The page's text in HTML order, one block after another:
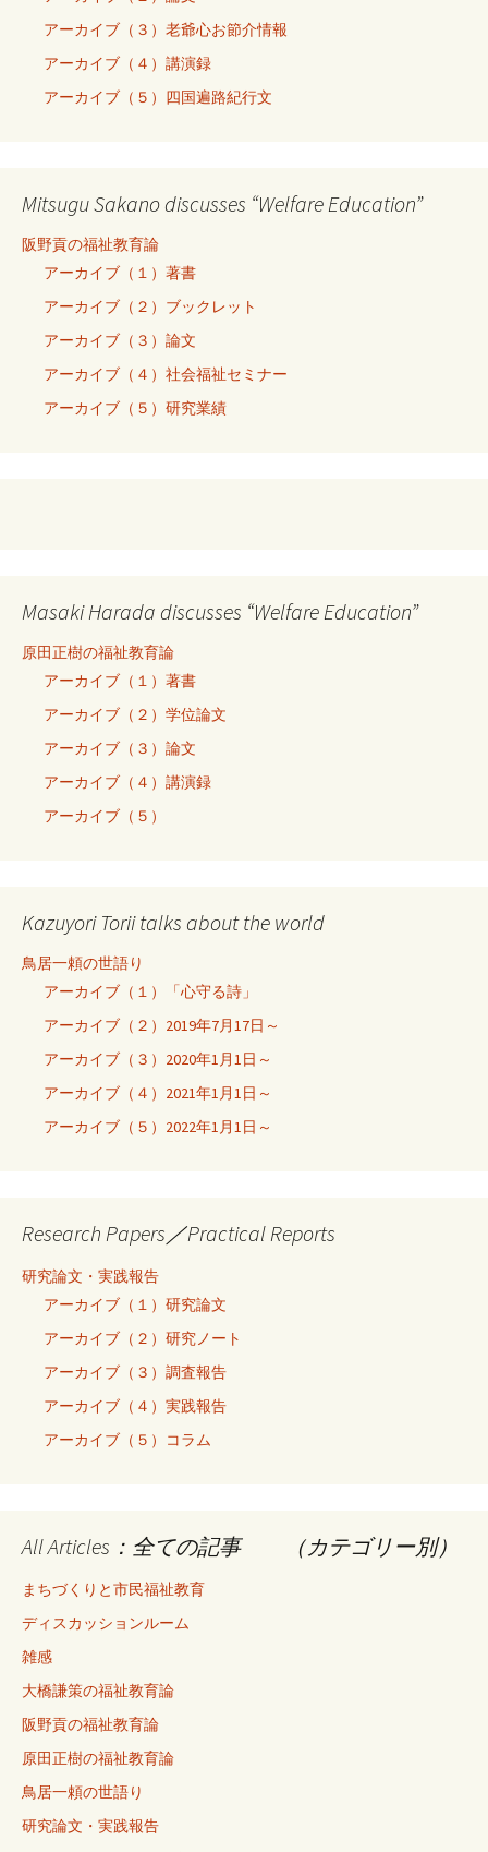
アーカイブ（３）老爺心お節介情報
アーカイブ（４）講演録
アーカイブ（５）四国遍路紀行文
Mitsugu Sakano discusses “Welfare Education”
阪野貢の福祉教育論
アーカイブ（１）著書
アーカイブ（２）ブックレット
アーカイブ（３）論文
アーカイブ（４）社会福祉セミナー
アーカイブ（５）研究業績
Masaki Harada discusses “Welfare Education”
原田正樹の福祉教育論
アーカイブ（１）著書
アーカイブ（２）学位論文
アーカイブ（３）論文
アーカイブ（４）講演録
アーカイブ（５）
Kazuyori Torii talks about the world
鳥居一頼の世語り
アーカイブ（１）「心守る詩」
アーカイブ（２）2019年7月17日～
アーカイブ（３）2020年1月1日～
アーカイブ（４）2021年1月1日～
アーカイブ（５）2022年1月1日～
Research Papers／Practical Reports
研究論文・実践報告
アーカイブ（１）研究論文
アーカイブ（２）研究ノート
アーカイブ（３）調査報告
アーカイブ（４）実践報告
アーカイブ（５）コラム
All Articles：全ての記事 （カテゴリー別）
まちづくりと市民福祉教育
ディスカッションルーム
雑感
大橋謙策の福祉教育論
阪野貢の福祉教育論
原田正樹の福祉教育論
鳥居一頼の世語り
研究論文・実践報告